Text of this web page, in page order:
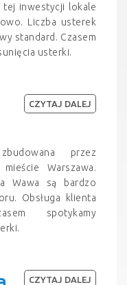
tej inwestycji lokale
Liczba usterek
standard. Czasem
usterki.
przez
Warszawa.
Wawa są bardzo
Obsługa klienta
spotykamy
CZYTAJ DALEJ
CZYTAJ DALEJ